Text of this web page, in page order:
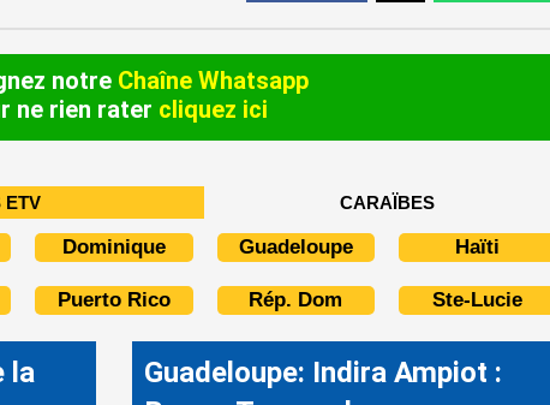
notre Chaîne Whatsapp
ne rien rater cliquez ici
ETV CARAÏBES
Dominique Guadeloupe Haïti
Puerto Rico Rép. Dom Ste-Lucie
la
Guadeloupe: Indira Ampiot :